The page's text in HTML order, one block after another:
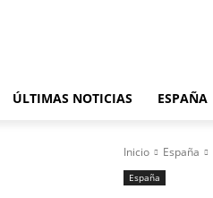
ÚLTIMAS NOTICIAS ESPAÑA
Inicio España
España